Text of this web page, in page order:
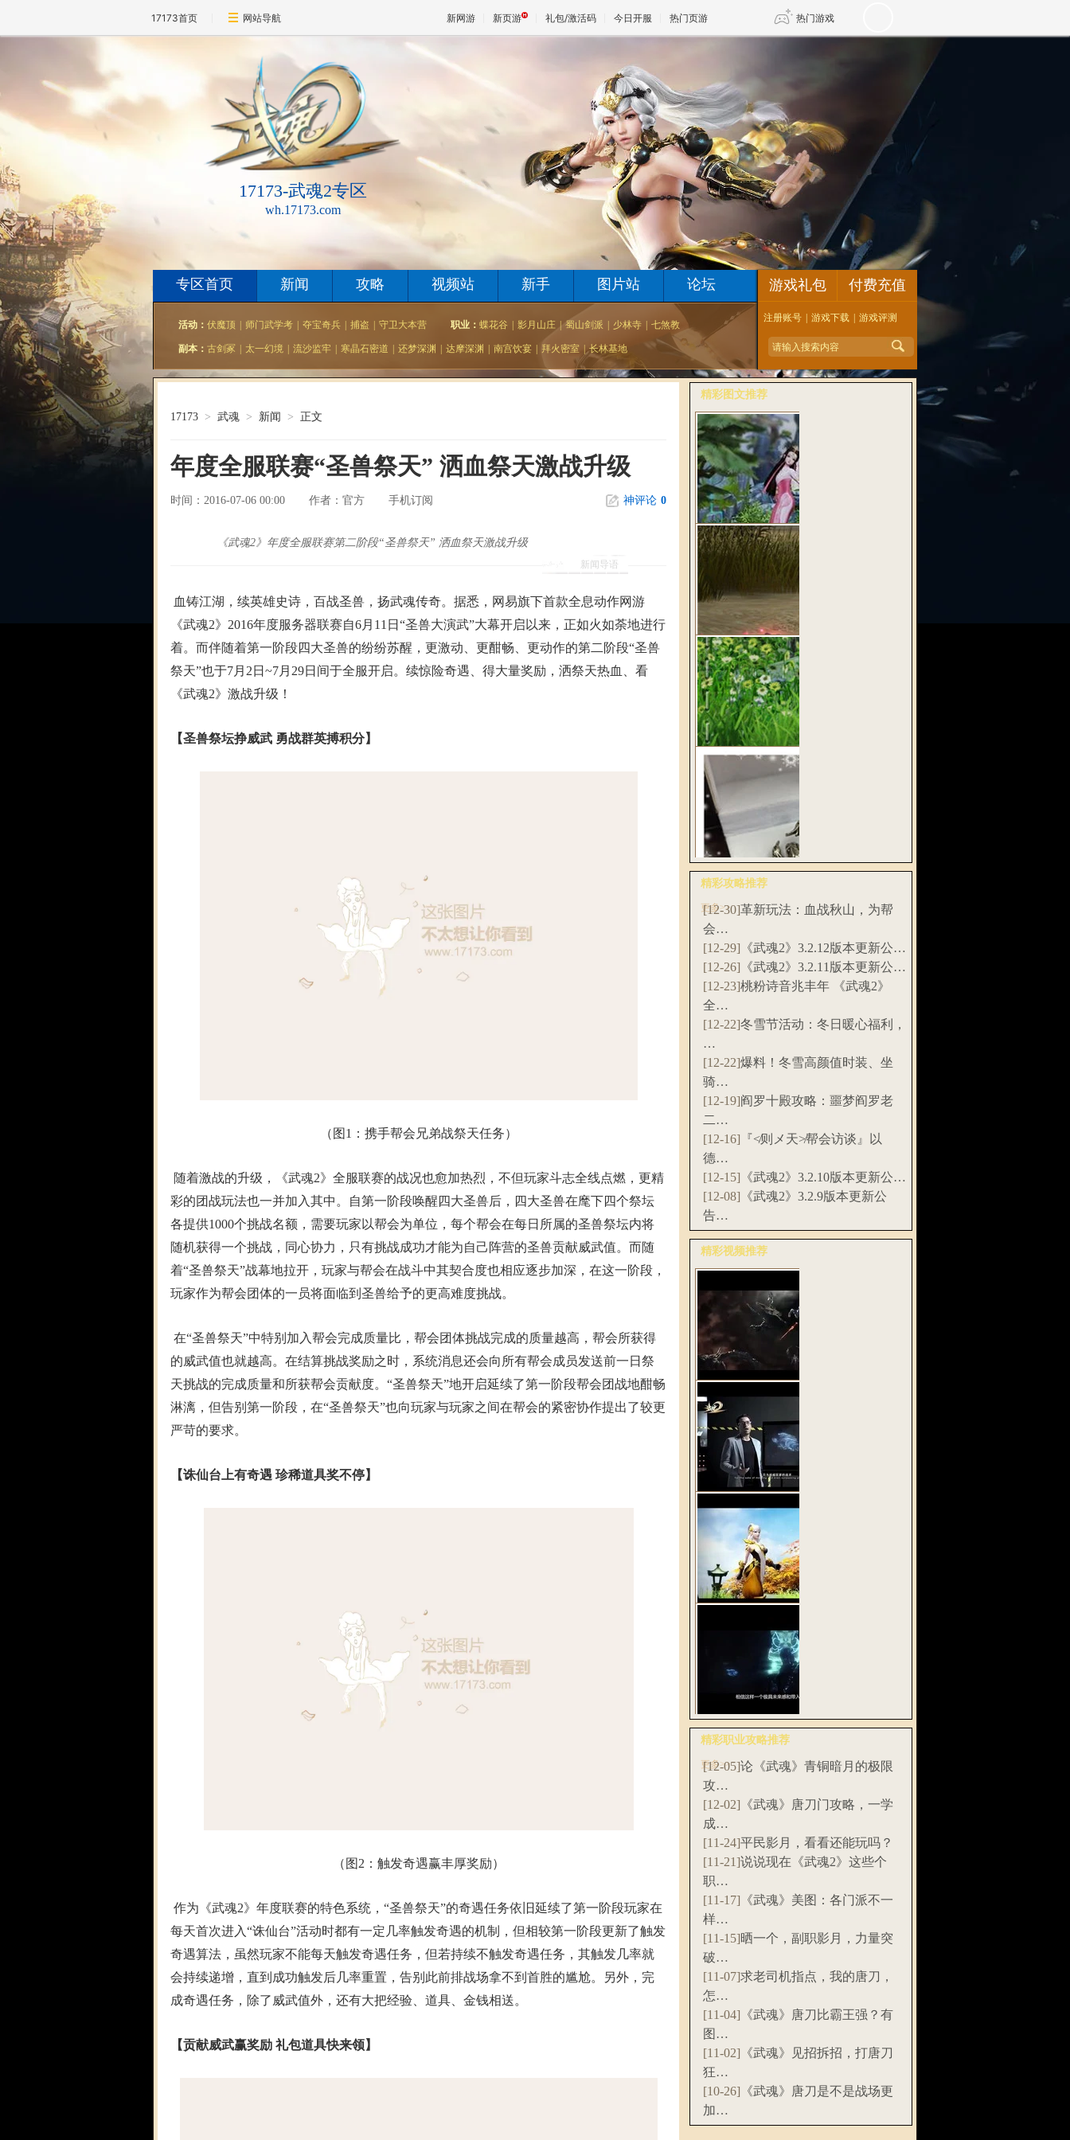
17173首页 网站导航 新网游 新页游 礼包/激活码 今日开服 热门页游 热门游戏
魔兽
天堂 剑网3旗舰版 新天龙八部
王权与自由 诛仙世界 新仙侠5
17173-武魂2专区
wh.17173.com
专区首页 新闻 攻略 视频站 新手 图片站 论坛
活动： 伏魔顶 师门武学考 夺宝奇兵 捕盗 守卫大本营 职业： 蝶花谷 影月山庄 蜀山剑派 少林寺 七煞教
副本： 古剑冢 太一幻境 流沙监牢 寒晶石密道 还梦深渊 达摩深渊 南宫饮宴 拜火密室 长林基地
游戏礼包 付费充值
注册账号 游戏下载 游戏评测
17173 > 武魂 > 新闻 > 正文
年度全服联赛“圣兽祭天” 洒血祭天激战升级
时间：2016-07-06 00:00 作者： 官方 手机订阅 神评论 0
新闻导语
《武魂2》年度全服联赛第二阶段“圣兽祭天” 洒血祭天激战升级
血铸江湖，续英雄史诗，百战圣兽，扬武魂传奇。据悉，网易旗下首款全息动作网游
《武魂2》2016年度服务器联赛自6月11日“圣兽大演武”大幕开启以来，正如火如荼地进行
着。而伴随着第一阶段四大圣兽的纷纷苏醒，更激动、更酣畅、更动作的第二阶段“圣兽
祭天”也于7月2日~7月29日间于全服开启。续惊险奇遇、得大量奖励，洒祭天热血、看
《武魂2》激战升级！
【圣兽祭坛挣威武 勇战群英搏积分】
（图1：携手帮会兄弟战祭天任务）
随着激战的升级，《武魂2》全服联赛的战况也愈加热烈，不但玩家斗志全线点燃，更精
彩的团战玩法也一并加入其中。自第一阶段唤醒四大圣兽后，四大圣兽在麾下四个祭坛
各提供1000个挑战名额，需要玩家以帮会为单位，每个帮会在每日所属的圣兽祭坛内将
随机获得一个挑战，同心协力，只有挑战成功才能为自己阵营的圣兽贡献威武值。而随
着“圣兽祭天”战幕地拉开，玩家与帮会在战斗中其契合度也相应逐步加深，在这一阶段，
玩家作为帮会团体的一员将面临到圣兽给予的更高难度挑战。
在“圣兽祭天”中特别加入帮会完成质量比，帮会团体挑战完成的质量越高，帮会所获得
的威武值也就越高。在结算挑战奖励之时，系统消息还会向所有帮会成员发送前一日祭
天挑战的完成质量和所获帮会贡献度。“圣兽祭天”地开启延续了第一阶段帮会团战地酣畅
淋漓，但告别第一阶段，在“圣兽祭天”也向玩家与玩家之间在帮会的紧密协作提出了较更
严苛的要求。
【诛仙台上有奇遇 珍稀道具奖不停】
（图2：触发奇遇赢丰厚奖励）
作为《武魂2》年度联赛的特色系统，“圣兽祭天”的奇遇任务依旧延续了第一阶段玩家在
每天首次进入“诛仙台”活动时都有一定几率触发奇遇的机制，但相较第一阶段更新了触发
奇遇算法，虽然玩家不能每天触发奇遇任务，但若持续不触发奇遇任务，其触发几率就
会持续递增，直到成功触发后几率重置，告别此前排战场拿不到首胜的尴尬。另外，完
成奇遇任务，除了威武值外，还有大把经验、道具、金钱相送。
【贡献威武赢奖励 礼包道具快来领】
精彩图文推荐
更多>>
桃粉诗音兆丰年
《武魂2》全…
爆料：纯古风桃
花扇，招财土…
《武魂》“千刀
破”资料片新…
爆料！《武魂2》
联赛特制实…
精彩攻略推荐
更多>>
[12-30]革新玩法：血战秋山，为帮
会…
[12-29] 《武魂2》3.2.12版本更新公…
[12-26] 《武魂2》3.2.11版本更新公…
[12-23]桃粉诗音兆丰年 《武魂2》
全…
[12-22]冬雪节活动：冬日暖心福利，
…
[12-22]爆料！冬雪高颜值时装、坐
骑…
[12-19]阎罗十殿攻略：噩梦阎罗老
二…
[12-16] 『≮则メ天≯帮会访谈』以
德…
[12-15] 《武魂2》3.2.10版本更新公…
[12-08] 《武魂2》3.2.9版本更新公
告…
精彩视频推荐
《武魂2》全息
CG预告片：天…
解密网易《武魂
2》全息实验…
《武魂2》多段式
轻功 战斗在…
网易将发布首款
全息动作网游…
精彩职业攻略推荐
更多>>
[12-05]论《武魂》青铜暗月的极限
攻…
[12-02] 《武魂》唐刀门攻略，一学
成…
[11-24]平民影月，看看还能玩吗？
[11-21]说说现在《武魂2》这些个
职…
[11-17] 《武魂》美图：各门派不一
样…
[11-15]晒一个，副职影月，力量突
破…
[11-07]求老司机指点，我的唐刀，
怎…
[11-04] 《武魂》唐刀比霸王强？有
图…
[11-02] 《武魂》见招拆招，打唐刀
狂…
[10-26] 《武魂》唐刀是不是战场更
加…